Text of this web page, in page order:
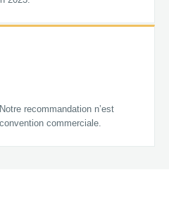
recommandation n’est
commerciale.